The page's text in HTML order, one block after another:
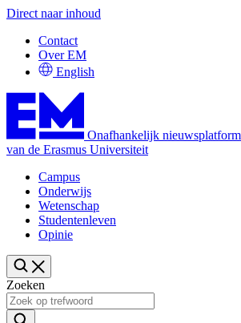
Direct naar inhoud
Contact
Over EM
English
Onafhankelijk nieuwsplatform
van de Erasmus Universiteit
Campus
Onderwijs
Wetenschap
Studentenleven
Opinie
Zoeken